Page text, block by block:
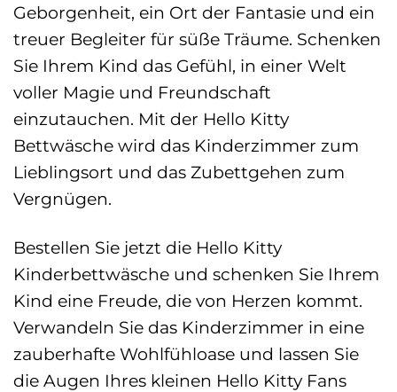
Geborgenheit, ein Ort der Fantasie und ein
treuer Begleiter für süße Träume. Schenken
Sie Ihrem Kind das Gefühl, in einer Welt
voller Magie und Freundschaft
einzutauchen. Mit der Hello Kitty
Bettwäsche wird das Kinderzimmer zum
Lieblingsort und das Zubettgehen zum
Vergnügen.
Bestellen Sie jetzt die Hello Kitty
Kinderbettwäsche und schenken Sie Ihrem
Kind eine Freude, die von Herzen kommt.
Verwandeln Sie das Kinderzimmer in eine
zauberhafte Wohlfühloase und lassen Sie
die Augen Ihres kleinen Hello Kitty Fans